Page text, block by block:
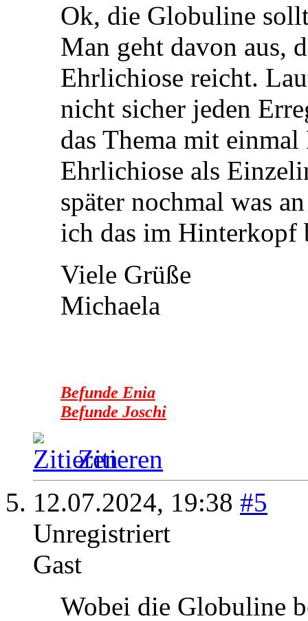
Ok, die Globuline
Man geht davon aus,
Ehrlichiose reicht.
nicht sicher jeden
das Thema mit
Ehrlichiose als
später nochmal was
ich das im Hinterkopf
Viele Grüße
Michaela
Befunde Enia
Befunde Joschi
Zitieren
12.07.2024, 19:38 #5
Unregistriert
Gast
Wobei die Globuline